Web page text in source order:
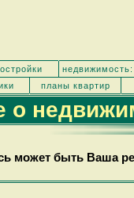
планы квартир
о
может быть Ваша